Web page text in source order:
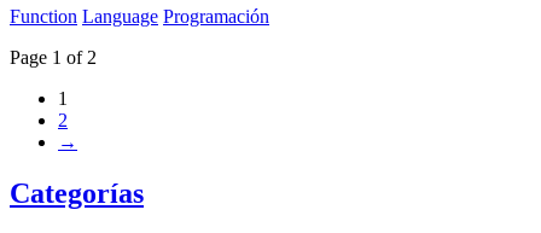
Function Language Programación
Page 1 of 2
1
2
→
Categorías